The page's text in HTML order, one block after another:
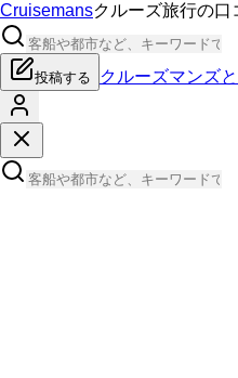
Cruisemansクルーズ旅行の口
投稿する クルーズマンズ